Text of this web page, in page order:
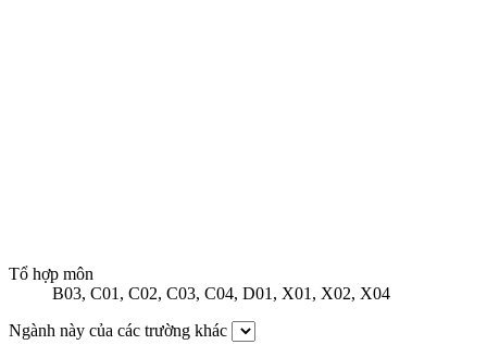
Tổ hợp môn
B03, C01, C02, C03, C04, D01, X01, X02, X04
Ngành này của các trường khác